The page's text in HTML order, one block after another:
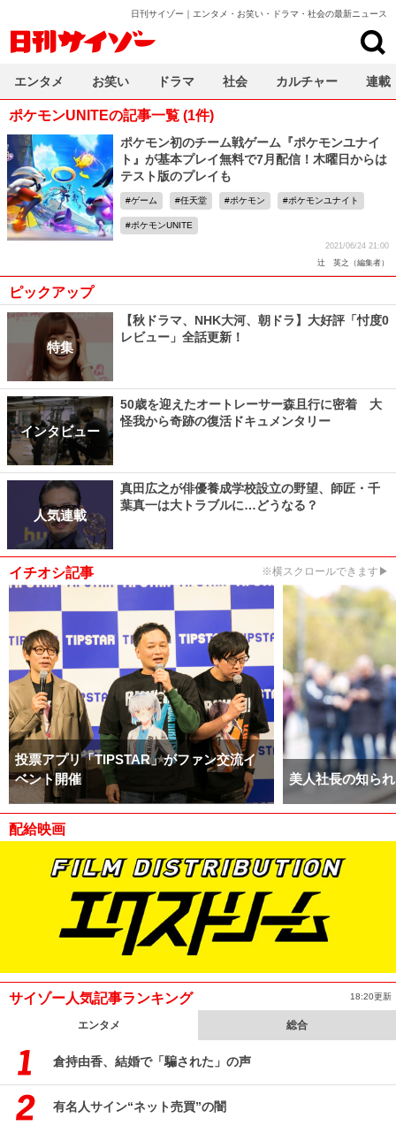
日刊サイゾー｜エンタメ・お笑い・ドラマ・社会の最新ニュース
ポケモンUNITEの記事一覧 (1件)
ポケモン初のチーム戦ゲーム『ポケモンユナイ
ト』が基本プレイ無料で7月配信！木曜日からは
テスト版のプレイも
ゲーム 任天堂 ポケモン ポケモンユナイト
ポケモンUNITE
2021/06/24 21:00
辻 英之（編集者）
ピックアップ
特集
【秋ドラマ、NHK大河、朝ドラ】大好評「忖度0
レビュー」全話更新！
インタビュー
50歳を迎えたオートレーサー森且行に密着 大
怪我から奇跡の復活ドキュメンタリー
人気連載
真田広之が俳優養成学校設立の野望、師匠・千
葉真一は大トラブルに…どうなる？
イチオシ記事 ※横スクロールできます▶
投票アプリ「TIPSTAR」がファン交流イ
ベント開催
美人社長の知ら
配給映画
サイゾー人気記事ランキング 18:20更新
エンタメ 総合
倉持由香、結婚で「騙された」の声
有名人サイン“ネット売買”の闇
エンタメ お笑い ドラマ 社会 カルチャー 連載